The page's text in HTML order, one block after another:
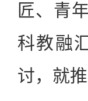
匠、青
科教融
讨，就